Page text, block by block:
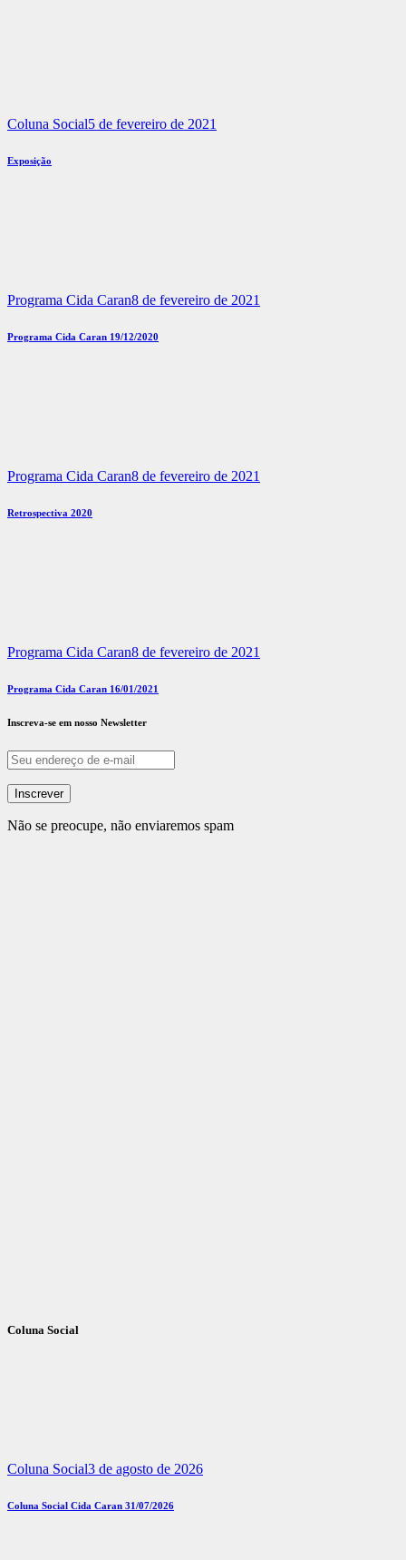
Coluna Social5 de fevereiro de 2021
Exposição
Programa Cida Caran8 de fevereiro de 2021
Programa Cida Caran 19/12/2020
Programa Cida Caran8 de fevereiro de 2021
Retrospectiva 2020
Programa Cida Caran8 de fevereiro de 2021
Programa Cida Caran 16/01/2021
Inscreva-se em nosso Newsletter
Não se preocupe, não enviaremos spam
Coluna Social
Coluna Social3 de agosto de 2026
Coluna Social Cida Caran 31/07/2026